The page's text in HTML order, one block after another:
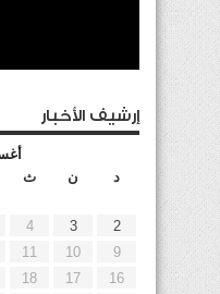
إرشيف الأخبار
د
ن ث
2
3
4
9
10
11
16
17
18